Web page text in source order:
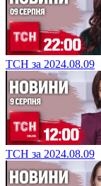
ТСН за 2024.08.09
ТСН за 2024.08.09